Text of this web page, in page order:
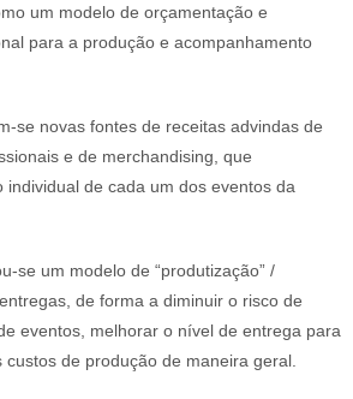
um modelo de orçamentação e
para a produção e acompanhamento
se novas fontes de receitas advindas de
e de merchandising, que
individual de cada um dos eventos da
se um modelo de “produtização” /
de forma a diminuir o risco de
eventos, melhorar o nível de entrega para
de produção de maneira geral.